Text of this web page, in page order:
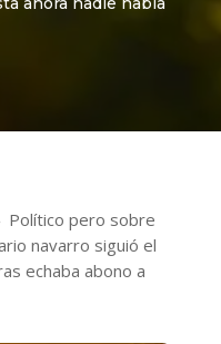
Político pero sobre
navarro siguió el
echaba abono a